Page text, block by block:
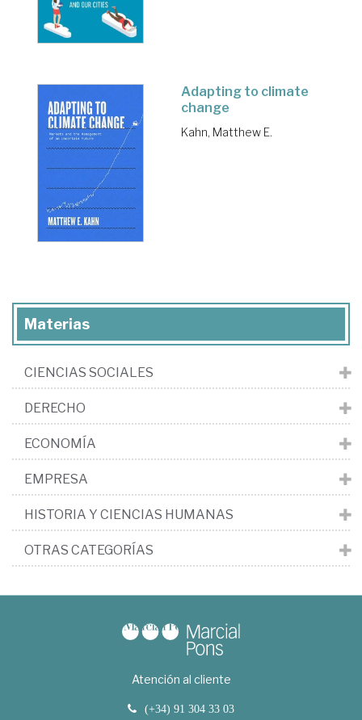
Adapting to climate
change
Kahn, Matthew E.
Materias
CIENCIAS SOCIALES
DERECHO
ECONOMÍA
EMPRESA
HISTORIA Y CIENCIAS HUMANAS
OTRAS CATEGORÍAS
Atención al cliente
(+34) 91 304 33 03